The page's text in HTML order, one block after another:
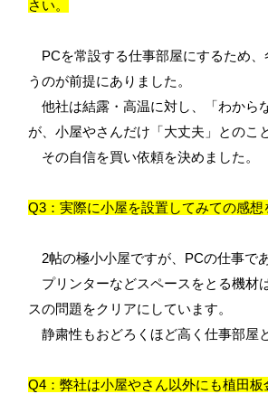
さい。
PCを常設する仕事部屋にするため
うのが前提にありました。
他社は結露・高温に対し、「わから
が、小屋やさんだけ「大丈夫」とのこ
その自信を買い依頼を決めました。
Q3：実際に小屋を設置してみての感想
2帖の極小小屋ですが、PCの仕事で
プリンターなどスペースをとる機材
スの問題をクリアにしています。
静粛性もおどろくほど高く仕事部屋
Q4：弊社は小屋やさん以外にも植田